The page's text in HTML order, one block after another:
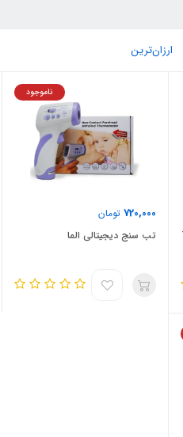
ارزان‌ترین
720,000 تومان
ناموجود
تب سنج دیجیتالی الما